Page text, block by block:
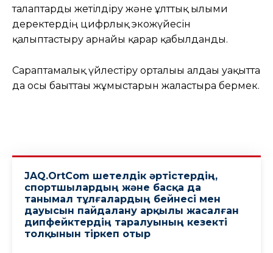
талаптарды жетілдіру және ұлттық ғылыми
деректердің цифрлық экожүйесін
қалыптастыру арнайы қарар қабылданды.
Сараптамалық үйлестіру орталығы алдағы уақытта
да осы бағыттағы жұмыстарын жалғастыра бермек.
JAQ.OrtCom шетелдік әртістердің,
спортшылардың және басқа да
танымал тұлғалардың бейнесі мен
дауысын пайдалану арқылы жасалған
дипфейктердің таралуының кезекті
толқынын тіркеп отыр